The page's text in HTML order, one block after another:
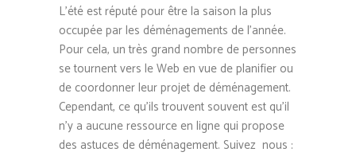
L’été est réputé pour être la saison la plus
occupée par les déménagements de l’année.
Pour cela, un très grand nombre de personnes
se tournent vers le Web en vue de planifier ou
de coordonner leur projet de déménagement.
Cependant, ce qu’ils trouvent souvent est qu’il
n’y a aucune ressource en ligne qui propose
des astuces de déménagement. Suivez nous :